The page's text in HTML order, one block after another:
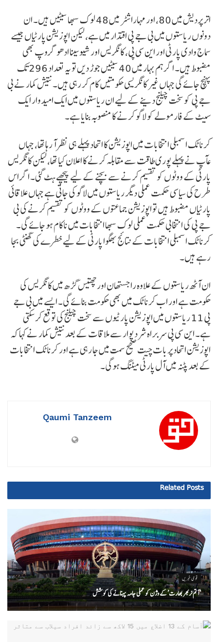
اتر پردیش میں 80، اور مہاراشٹر میں 48 لوک سبھا سیٹیں ہیں۔ ان
دونوں ریاستوں میں بی جے پی اقتدار میں ہے، لیکن اپوزیشن پارٹیاں جیسے
سماج وادی پارٹی اور این سی پی، کانگریس اور شیوسینا ادھو گروپ بھی
مضبوط ہیں۔ اگر ہم بہار میں 40 سیٹیں جوڑ دیں تو یہ تعداد 296 تک
پہنچ جائے گی جہاں غیر کانگریسی حکومتیں کام کر رہی ہیں۔ نتیش کمار نے بی
جے پی کو سخت چیلنج دینے کے لیے ان ریاستوں میں ایک امیدوار ایک
سیٹ کے فارمولے کو لاگو کرنے کا منصوبہ بنایا ہے۔
کرناٹک اسمبلی انتخابات میں اپوزیشن کا اتحاد پہلے ہی نظر آ رہا تھا، جہاں
عآپ نے پہلے پوری طاقت سے مقابلہ کرنے کا اعلان کیا تھا، لیکن کانگریس
پارٹی کے ووٹوں کو تقسیم کرنے سے بچنے کے لیے پیچھے ہٹ گئی۔ اگر اس
طرح کی سیاسی حکمت عملی دیگر ریاستوں میں لاگو کی جاتی ہے جہاں علاقائی
پارٹیاں مضبوط ہیں تو اپوزیشن جماعتوں کے ووٹوں کو تقسیم کرنے کی بی
جے پی کی انتخابی حکمت عملی لوک سبھا انتخابات میں ناکام ہو جائے گی۔
کرناٹک اسمبلی انتخابات کے نتائج بھگوا پارٹی کے لیے خطرے کی گھنٹی بجا
رہے ہیں۔
ان آٹھ ریاستوں کے علاوہ راجستھان اور چھتیس گڑھ میں کانگریس کی
حکومت ہے اور اب کرناٹک میں بھی حکومت بنائے گی۔ ایسے میں بی جے
پی 11 ریاستوں میں اپوزیشن پارٹیوں سے سخت چیلنج کی توقع کر سکتی
ہے۔ این سی پی سربراہ شرد پوار سے ملاقات کے بعد نتیش کمار نے کہا کہ
اپوزیشن اتحاد پر بات چیت صحیح سمت میں جا رہی ہے اور کرناٹک انتخابات
کے بعد پٹنہ میں آل پارٹی میٹنگ ہوگی۔
Qaumi Tanzeem
Related Posts
قومی خبریں
‘ آتم نربھر بھارت’ کے وژن کو عملی جامہ پہنانے کی کوشش